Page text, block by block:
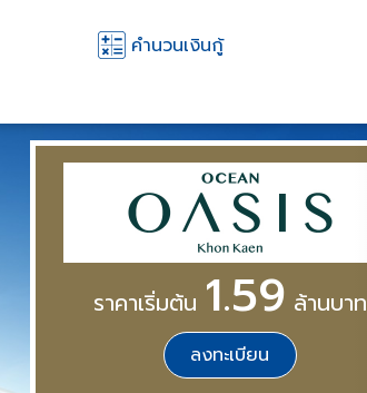
คำนวนเงินกู้
ราคาเริ่มต้น 1.59 ล้านบาท
ลงทะเบียน